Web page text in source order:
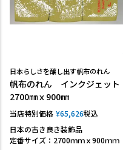
日本らしさを醸し出す帆布のれん
帆布のれん インクジェット
2700㎜ｘ900㎜
当店特別価格 ¥65,626税込
日本の古き良き装飾品
定番サイズ：2700ｍｍｘ900ｍｍ